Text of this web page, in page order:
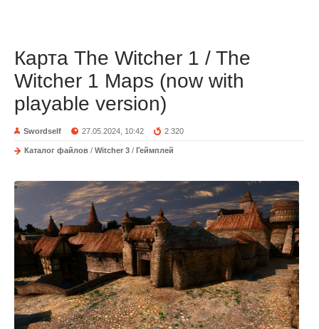
Карта The Witcher 1 / The
Witcher 1 Maps (now with
playable version)
Swordself 27.05.2024, 10:42 2 320
Каталог файлов / Witcher 3 / Геймплей